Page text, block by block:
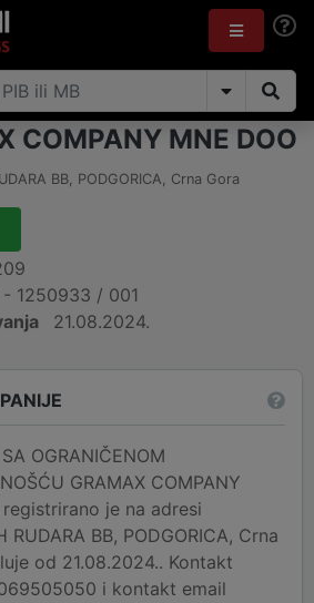
COMPANY MNE DOO
BB, PODGORICA, Crna Gora
1250933 / 001
21.08.2024.
OGRANIČENOM
GRAMAX COMPANY
registrirano je na adresi
RUDARA BB, PODGORICA, Crna
od 21.08.2024.. Kontakt
i kontakt email